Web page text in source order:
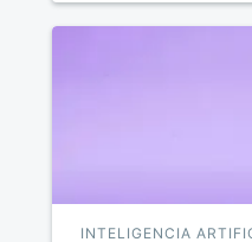
INTELIGENCIA